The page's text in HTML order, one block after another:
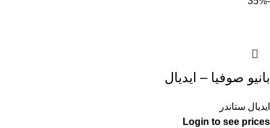
بانيو صوفيا – ايديال
ايديال ستاندر
Login to see prices